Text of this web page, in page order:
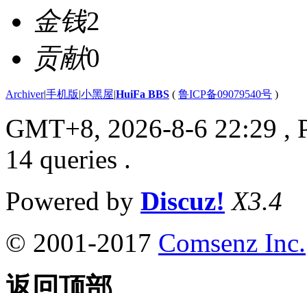
金钱2
贡献0
Archiver|手机版|小黑屋|HuiFa BBS ( 鲁ICP备09079540号 )
GMT+8, 2026-8-6 22:29 ,
14 queries .
Powered by Discuz! X3.4
© 2001-2017 Comsenz Inc.